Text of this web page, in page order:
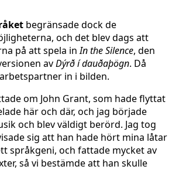
begränsade dock de
och det blev dags att
på att spela inIn the Silence, den
avDýrð í dauðaþögn. Då
in i bilden.
om John Grant, som hade flyttat
här och där, och jag började
och blev väldigt berörd. Jag tog
sig att han hade hört mina låtar
språkgeni, och fattade mycket av
så vi bestämde att han skulle